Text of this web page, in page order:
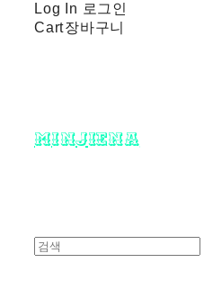
Log In 로그인
Cart장바구니
minjiena